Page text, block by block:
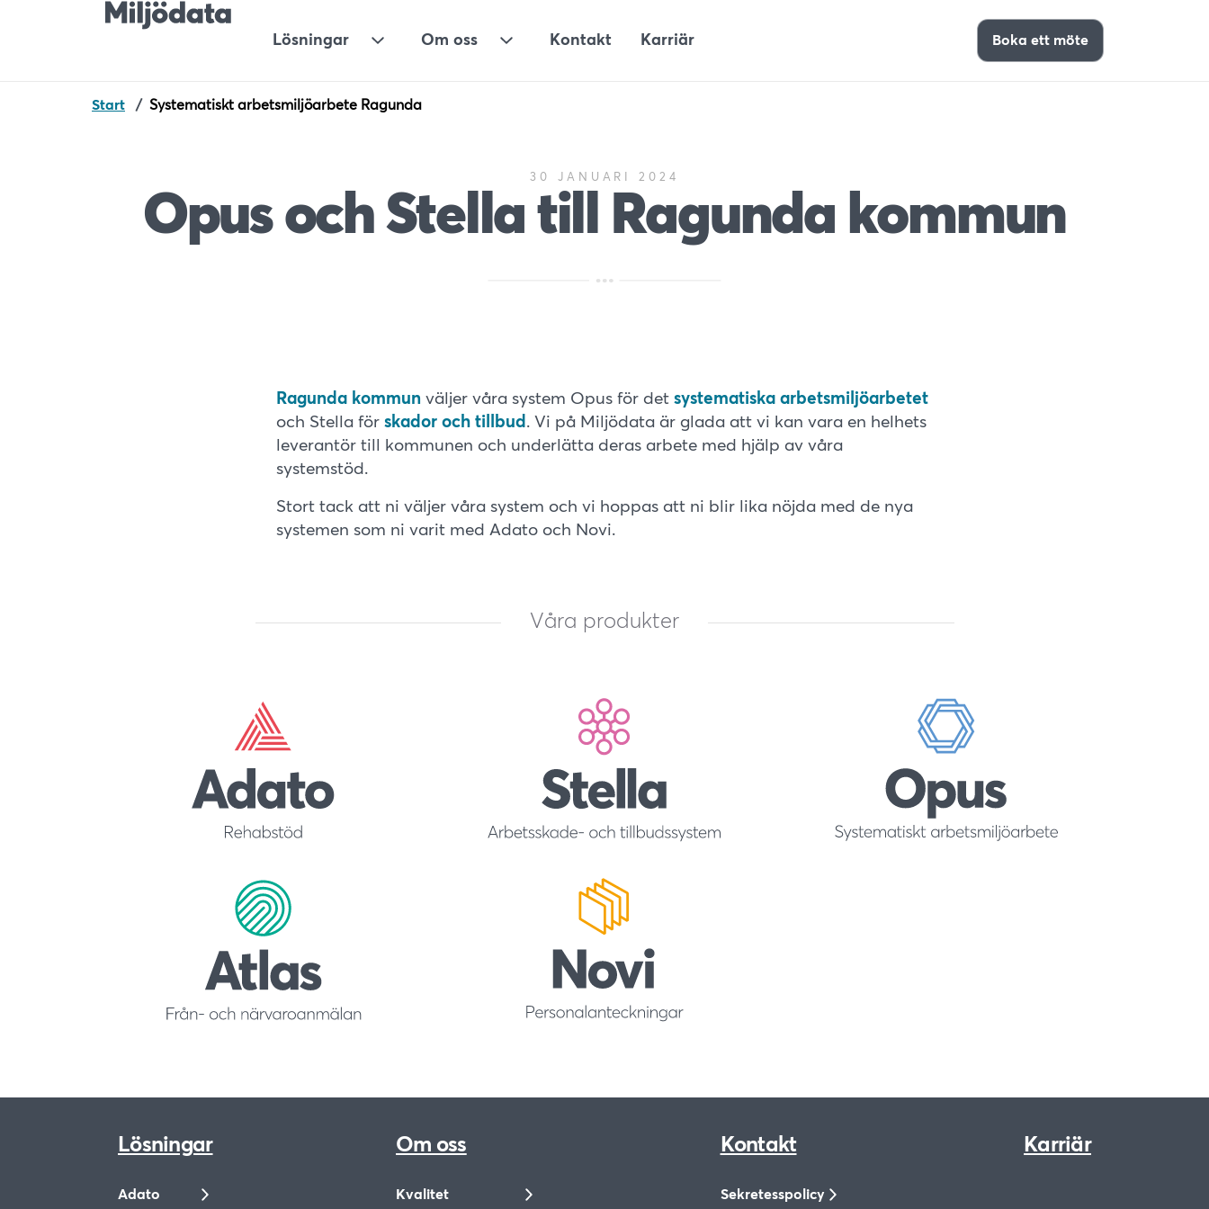
Lösningar
Undermeny för Lösningar
Om oss
Undermeny för Om oss
Kontakt Karriär Boka ett möte
Start / Systematiskt arbetsmiljöarbete Ragunda
30 JANUARI 2024
Opus och Stella till Ragunda kommun
Ragunda kommun väljer våra system Opus för det systematiska arbetsmiljöarbetet
och Stella för skador och tillbud . Vi på Miljödata är glada att vi kan vara en helhets
leverantör till kommunen och underlätta deras arbete med hjälp av våra
systemstöd.
Stort tack att ni väljer våra system och vi hoppas att ni blir lika nöjda med de nya
systemen som ni varit med Adato och Novi.
Våra produkter
Lösningar
Adato
Om oss
Kvalitet
Kontakt
Sekretesspolicy
Karriär